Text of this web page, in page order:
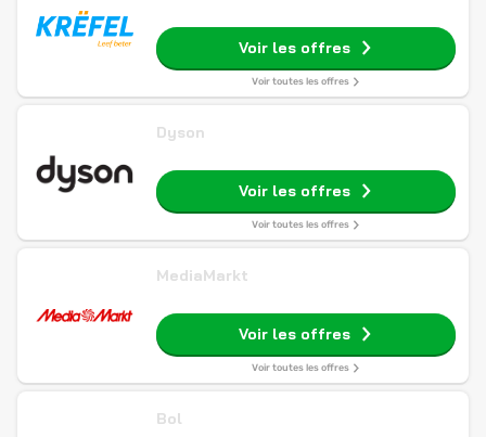
Voir les offres
Voir toutes les offres
Dyson
Voir les offres
Voir toutes les offres
MediaMarkt
Voir les offres
Voir toutes les offres
Bol